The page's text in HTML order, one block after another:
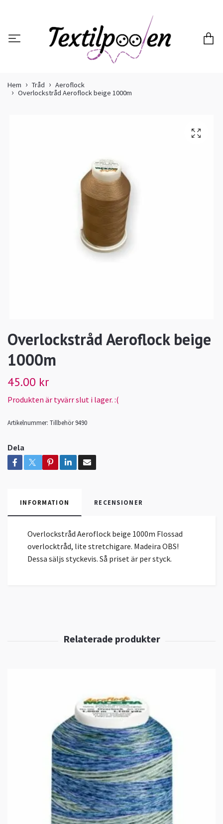
Hem Tråd
Aeroflock
Overlockstråd Aeroflock beige 1000m
Overlockstråd Aeroflock beige
1000m
45.00 kr
Produkten är tyvärr slut i lager. :(
Artikelnummer: Tillbehör 9490
Dela
INFORMATION RECENSIONER
Overlockstråd Aeroflock beige 1000m Flossad
overlocktråd, lite stretchigare. Madeira OBS!
Dessa säljs styckevis. Så priset är per styck.